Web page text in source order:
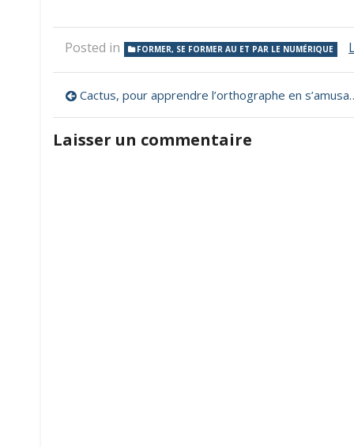
Posted in FORMER, SE FORMER AU ET PAR LE NUMÉRIQUE
Navigation
de
l’article
Cactus, pour apprendre l’orthographe en s’amusant !
Laisser un commentaire